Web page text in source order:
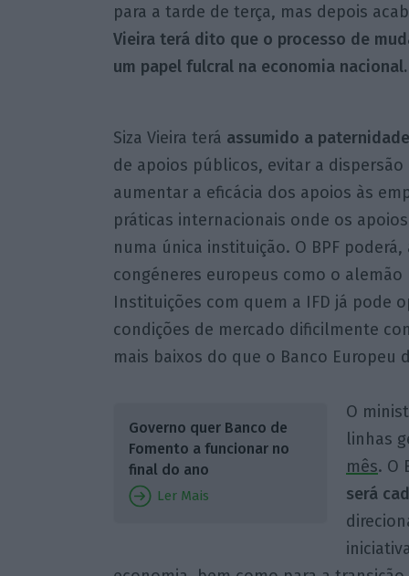
para a tarde de terça, mas depois
Vieira terá dito que o processo de
um papel fulcral na economia nacional.
Siza Vieira terá assumido a
de apoios públicos, evitar a
aumentar a eficácia dos apoios às
práticas internacionais onde os
numa única instituição. O BPF
congéneres europeus como o alemão
Instituições com quem a IFD já pode
condições de mercado dificilmente
mais baixos do que o Banco Europeu
Governo quer Banco de
Fomento a funcionar no
final do ano
Ler Mais
O
linhas
mês. O
será